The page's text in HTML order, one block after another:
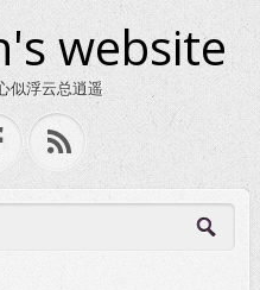
website
似浮云总逍遥